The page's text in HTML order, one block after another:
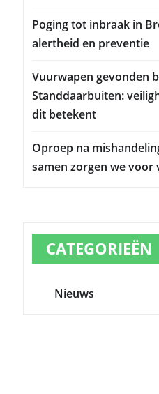
Poging tot inbraak in
alertheid en preventie
Vuurwapen gevonden
Standdaarbuiten:
dit betekent
Oproep na
samen zorgen we voor
CATEGORIEËN
Nieuws